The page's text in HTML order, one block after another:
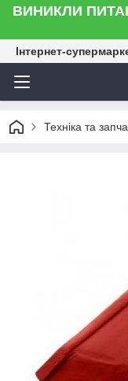
ВИНИКЛИ
Інтернет-
Техніка та